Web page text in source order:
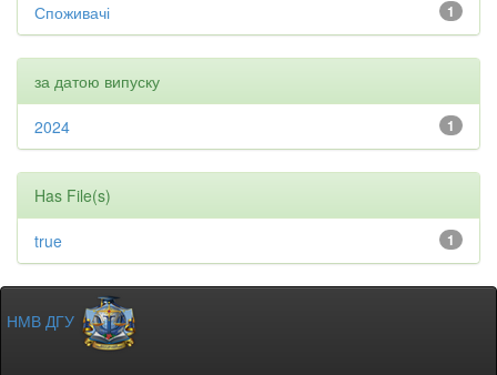
1
Споживачі
за датою випуску
1
2024
Has File(s)
1
true
НМВ ДГУ